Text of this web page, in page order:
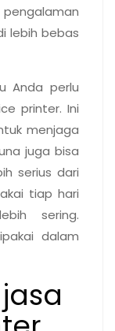
lebih bebas
Anda perlu
printer. Ini
menjaga
juga bisa
serius dari
tiap hari
sering.
dalam